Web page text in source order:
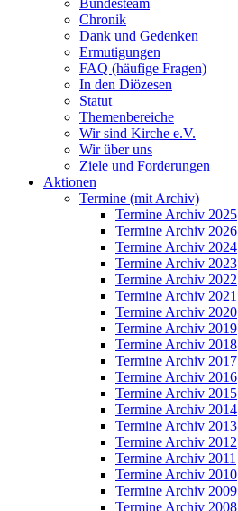
Bundesteam
Chronik
Dank und Gedenken
Ermutigungen
FAQ (häufige Fragen)
In den Diözesen
Statut
Themenbereiche
Wir sind Kirche e.V.
Wir über uns
Ziele und Forderungen
Aktionen
Termine (mit Archiv)
Termine Archiv 2025
Termine Archiv 2026
Termine Archiv 2024
Termine Archiv 2023
Termine Archiv 2022
Termine Archiv 2021
Termine Archiv 2020
Termine Archiv 2019
Termine Archiv 2018
Termine Archiv 2017
Termine Archiv 2016
Termine Archiv 2015
Termine Archiv 2014
Termine Archiv 2013
Termine Archiv 2012
Termine Archiv 2011
Termine Archiv 2010
Termine Archiv 2009
Termine Archiv 2008